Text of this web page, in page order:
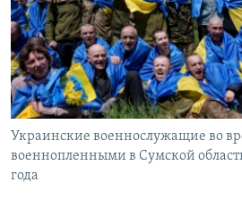
ПОБЕДИТЕЛЕЙ НЕ СУДЯТ?
КРЫМ.НЕПОКОРЕННЫЙ
ELIFBE
УКРАИНСКАЯ ПРОБЛЕМА КРЫМА
ПРИСОЕДИНЯЙТЕСЬ!
Все сайты RFE/RL
Украинские военнослужащие во
военнопленными в Сумской
года